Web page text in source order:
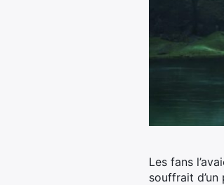
Les fans
souffrait